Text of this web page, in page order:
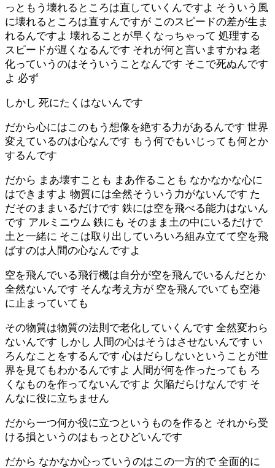
っともう壊れるところは直していくんですよ そういう風
に壊れるところは直すんですが このスピードの差が生ま
れるんですよ 壊れることが早くなっちゃって 処理する
スピードが遅くなるんです それが何と言いますかね 老
化っていうのはそういうことなんです そこで死ぬんです
よ 必ず
しかし 死にたくはないんです
だから心にはこのもう想像を絶する力があるんです 世界
変えているのは心なんです もう何でもいじっても何とか
するんです
だから まあ壊すことも まあ作ることも なかなかな心に
はできますよ 物質には全然そういう力がないんです た
だそのままいるだけです 鉄には空を飛べる能力はないん
です アルミニウム 鉄にも そのまま土の中にいるだけで
土と一緒に そこは取り出していろいろ組み立てて空を飛
ばすのは人間の心なんですよ
空を飛んでいる飛行機は自分が空を飛んでいるんだとか
全然ないんです そんな考え方が 空を飛んでいても空港
に止まっていても
その物質は物質の法則で老化していくんです 全然変わら
ないんです しかし 人間の心はそうはさせないんです い
ろんなことをするんです 心はだらしないということが世
界を見てもわかるんですよ 人間が何を作ったっても ろ
くなものを作ってないんですよ 欠陥だらけなんです そ
んなに役に立ちません
だから一つ何か役に立つというものを作ると それから受
ける損というのはもっとひどいんです
だから なかなか心っていうのはこの一方的で 全面的に